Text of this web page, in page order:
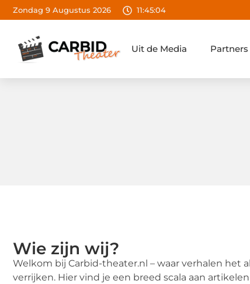
Zondag 9 Augustus 2026 11:45:06
Uit de Media Partners
Wie zijn wij?
Welkom bij Carbid-theater.nl – waar verhalen het
verrijken. Hier vind je een breed scala aan